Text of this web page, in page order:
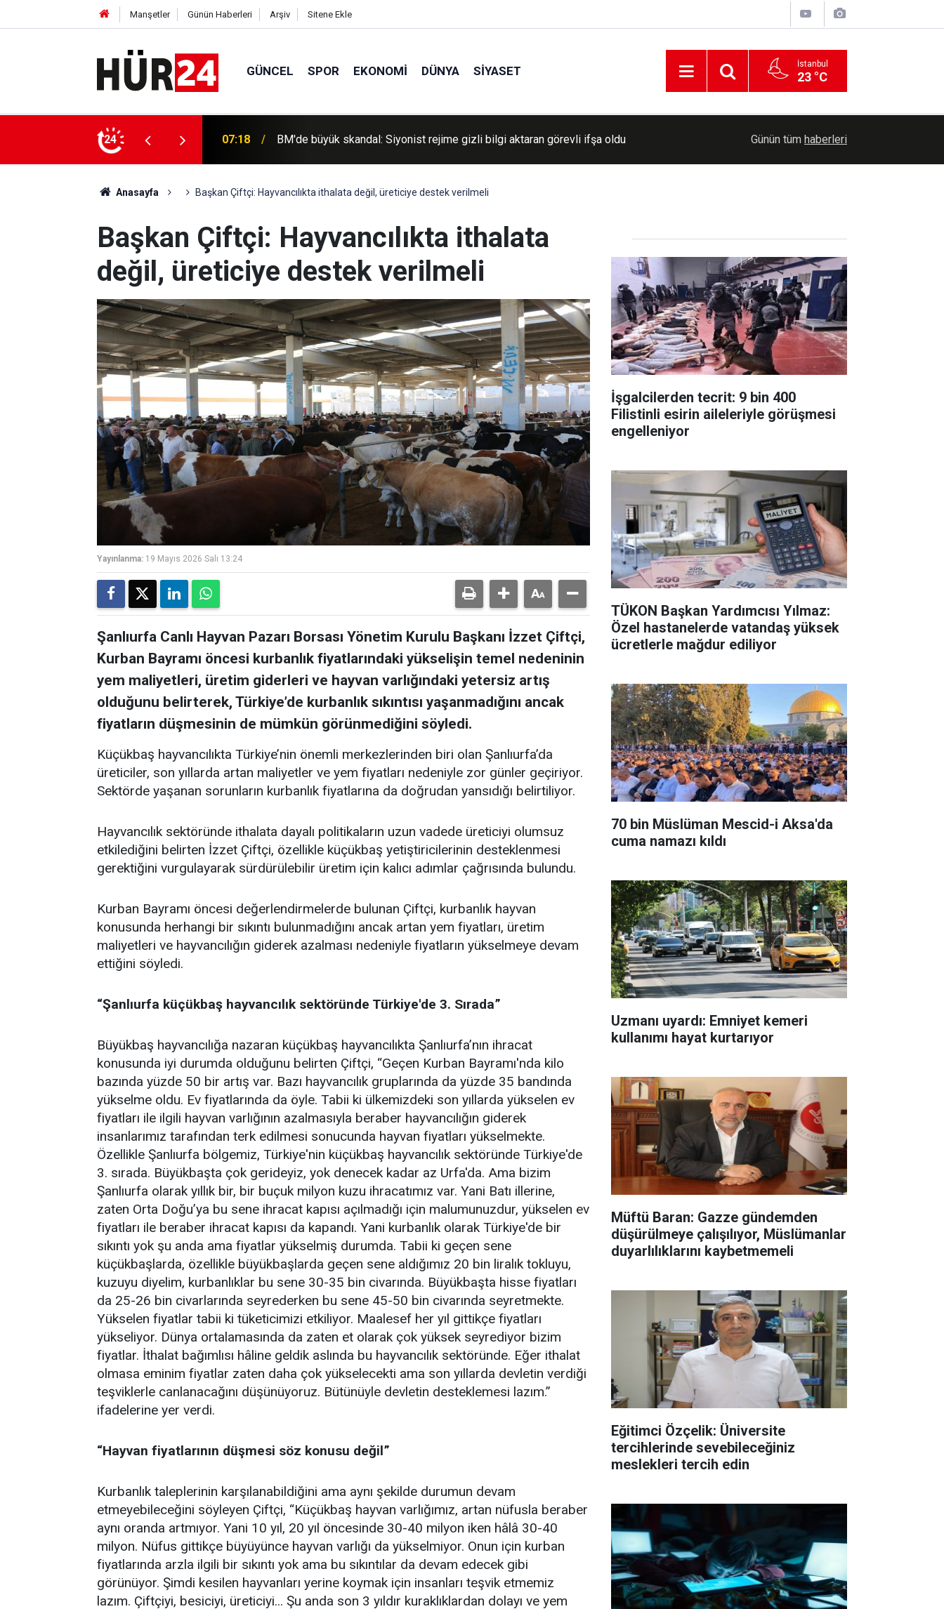
Manşetler Günün Haberleri Arşiv Sitene Ekle
GÜNCEL SPOR EKONOMI DÜNYA SIYASET İstanbul
23 °C
24 06:58
İşgalcilerden tecrit: 9 bin 400 Filistinli esirin aileleriyle görüşmesi
engelleniyor
Mekke Anlaşması dünya basınında: Üç
Günün tüm haberleri
Anasayfa Başkan Çiftçi: Hayvancılıkta ithalata değil, üreticiye destek verilmeli
Başkan Çiftçi: Hayvancılıkta ithalata
değil, üreticiye destek verilmeli
Yayınlanma: 19 Mayıs 2026 Salı 13:24
Şanlıurfa Canlı Hayvan Pazarı Borsası Yönetim Kurulu Başkanı İzzet Çiftçi,
Kurban Bayramı öncesi kurbanlık fiyatlarındaki yükselişin temel nedeninin
yem maliyetleri, üretim giderleri ve hayvan varlığındaki yetersiz artış
olduğunu belirterek, Türkiye’de kurbanlık sıkıntısı yaşanmadığını ancak
fiyatların düşmesinin de mümkün görünmediğini söyledi.
Küçükbaş hayvancılıkta Türkiye’nin önemli merkezlerinden biri olan Şanlıurfa’da
üreticiler, son yıllarda artan maliyetler ve yem fiyatları nedeniyle zor günler geçiriyor.
Sektörde yaşanan sorunların kurbanlık fiyatlarına da doğrudan yansıdığı belirtiliyor.
Hayvancılık sektöründe ithalata dayalı politikaların uzun vadede üreticiyi olumsuz
etkilediğini belirten İzzet Çiftçi, özellikle küçükbaş yetiştiricilerinin desteklenmesi
gerektiğini vurgulayarak sürdürülebilir üretim için kalıcı adımlar çağrısında bulundu.
Kurban Bayramı öncesi değerlendirmelerde bulunan Çiftçi, kurbanlık hayvan
konusunda herhangi bir sıkıntı bulunmadığını ancak artan yem fiyatları, üretim
maliyetleri ve hayvancılığın giderek azalması nedeniyle fiyatların yükselmeye devam
ettiğini söyledi.
“Şanlıurfa küçükbaş hayvancılık sektöründe Türkiye'de 3. Sırada”
Büyükbaş hayvancılığa nazaran küçükbaş hayvancılıkta Şanlıurfa’nın ihracat
konusunda iyi durumda olduğunu belirten Çiftçi, “Geçen Kurban Bayramı'nda kilo
bazında yüzde 50 bir artış var. Bazı hayvancılık gruplarında da yüzde 35 bandında
yükselme oldu. Ev fiyatlarında da öyle. Tabii ki ülkemizdeki son yıllarda yükselen ev
fiyatları ile ilgili hayvan varlığının azalmasıyla beraber hayvancılığın giderek
insanlarımız tarafından terk edilmesi sonucunda hayvan fiyatları yükselmekte.
Özellikle Şanlıurfa bölgemiz, Türkiye'nin küçükbaş hayvancılık sektöründe Türkiye'de
3. sırada. Büyükbaşta çok gerideyiz, yok denecek kadar az Urfa'da. Ama bizim
Şanlıurfa olarak yıllık bir, bir buçuk milyon kuzu ihracatımız var. Yani Batı illerine,
zaten Orta Doğu’ya bu sene ihracat kapısı açılmadığı için malumunuzdur, yükselen ev
fiyatları ile beraber ihracat kapısı da kapandı. Yani kurbanlık olarak Türkiye'de bir
sıkıntı yok şu anda ama fiyatlar yükselmiş durumda. Tabii ki geçen sene
küçükbaşlarda, özellikle büyükbaşlarda geçen sene aldığımız 20 bin liralık tokluyu,
kuzuyu diyelim, kurbanlıklar bu sene 30-35 bin civarında. Büyükbaşta hisse fiyatları
da 25-26 bin civarlarında seyrederken bu sene 45-50 bin civarında seyretmekte.
Yükselen fiyatlar tabii ki tüketicimizi etkiliyor. Maalesef her yıl gittikçe fiyatları
yükseliyor. Dünya ortalamasında da zaten et olarak çok yüksek seyrediyor bizim
fiyatlar. İthalat bağımlısı hâline geldik aslında bu hayvancılık sektöründe. Eğer ithalat
olmasa eminim fiyatlar zaten daha çok yükselecekti ama son yıllarda devletin verdiği
teşviklerle canlanacağını düşünüyoruz. Bütünüyle devletin desteklemesi lazım.”
ifadelerine yer verdi.
“Hayvan fiyatlarının düşmesi söz konusu değil”
Kurbanlık taleplerinin karşılanabildiğini ama aynı şekilde durumun devam
etmeyebileceğini söyleyen Çiftçi, “Küçükbaş hayvan varlığımız, artan nüfusla beraber
aynı oranda artmıyor. Yani 10 yıl, 20 yıl öncesinde 30-40 milyon iken hâlâ 30-40
milyon. Nüfus gittikçe büyüyünce hayvan varlığı da yükselmiyor. Onun için kurban
fiyatlarında arzla ilgili bir sıkıntı yok ama bu sıkıntılar da devam edecek gibi
görünüyor. Şimdi kesilen hayvanları yerine koymak için insanları teşvik etmemiz
lazım. Çiftçiyi, besiciyi, üreticiyi... Şu anda son 3 yıldır kuraklıklardan dolayı ve yem
İşgalcilerden tecrit: 9 bin 400
Filistinli esirin aileleriyle görüşmesi
engelleniyor
TÜKON Başkan Yardımcısı Yılmaz:
Özel hastanelerde vatandaş yüksek
ücretlerle mağdur ediliyor
70 bin Müslüman Mescid-i Aksa'da
cuma namazı kıldı
Uzmanı uyardı: Emniyet kemeri
kullanımı hayat kurtarıyor
Müftü Baran: Gazze gündemden
düşürülmeye çalışılıyor, Müslümanlar
duyarlılıklarını kaybetmemeli
Eğitimci Özçelik: Üniversite
tercihlerinde sevebileceğiniz
meslekleri tercih edin